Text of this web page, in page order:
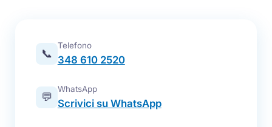
📞
Telefono
348 610 2520
💬
WhatsApp
Scrivici su WhatsApp